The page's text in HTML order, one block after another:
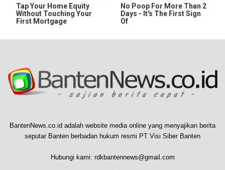
Tap Your Home Equity
Without Touching Your
First Mortgage
No Poop For More Than 2
Days - It's The First Sign
Of
BantenNews.co.id adalah website media online yang menyajikan berita
seputar Banten berbadan hukum resmi PT Visi Siber Banten
Hubungi kami: rdkbantennews@gmail.com